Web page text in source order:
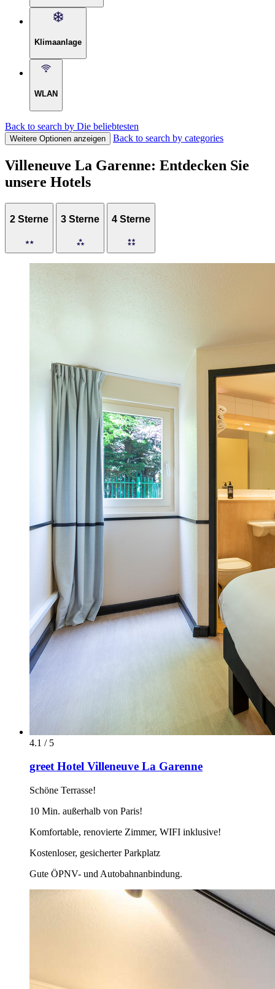
Klimaanlage
WLAN
Back to search by Die beliebtesten
Weitere Optionen anzeigen Back to search by categories
Villeneuve La Garenne: Entdecken Sie
unsere Hotels
2 Sterne 3 Sterne 4 Sterne
4.1 / 5
greet Hotel Villeneuve La Garenne
Schöne Terrasse!
10 Min. außerhalb von Paris!
Komfortable, renovierte Zimmer, WIFI inklusive!
Kostenloser, gesicherter Parkplatz
Gute ÖPNV- und Autobahnanbindung.